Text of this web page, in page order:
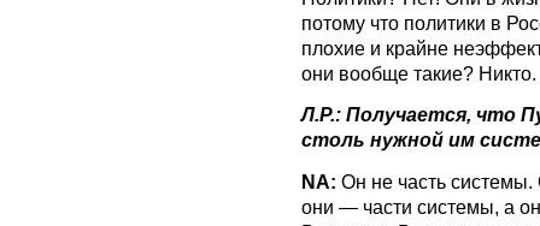
потому что политики в
плохие и крайне
они вообще такие?
Л.Р.: Получается, что
столь нужной им
NA: Он не часть
они — части системы, а